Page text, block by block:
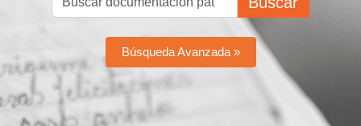
Búsqueda Avanzada »